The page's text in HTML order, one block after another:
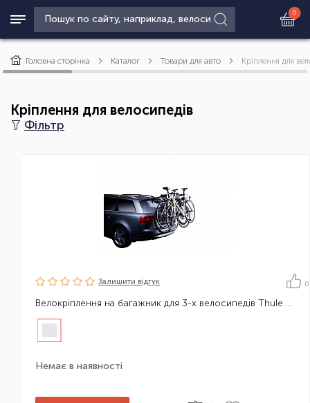
0
Головна сторінка Каталог Товари для авто Кріплення для
Кріплення для велосипедів
Фільтр
Залишити вiдгук 0
Велокріплення на багажник для 3-х велосипедів Thule ClipOn 3 9103
Немає в наявності